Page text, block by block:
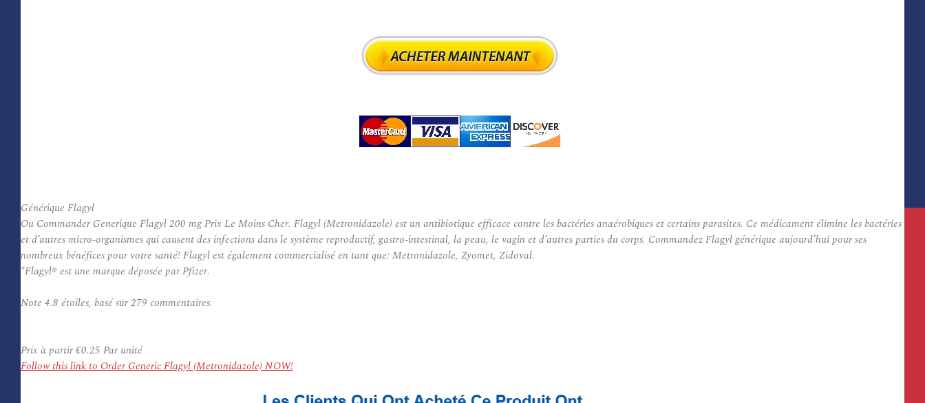
Générique Flagyl
Ou Commander Generique Flagyl 200 mg Prix Le Moins Cher. Flagyl (Metronidazole) est un antibiotique efficace contre les bactéries anaérobiques et certains parasites. Ce médicament élimine les bactéries
et d’autres micro-organismes qui causent des infections dans le système reproductif, gastro-intestinal, la peau, le vagin et d’autres parties du corps. Commandez Flagyl générique aujourd’hui pour ses
nombreux bénéfices pour votre santé! Flagyl est également commercialisé en tant que: Metronidazole, Zyomet, Zidoval.
*Flagyl® est une marque déposée par Pfizer.
Note 4.8 étoiles, basé sur279 commentaires.
Prix à partir€0.25 Par unité
Follow this link to Order Generic Flagyl (Metronidazole) NOW!